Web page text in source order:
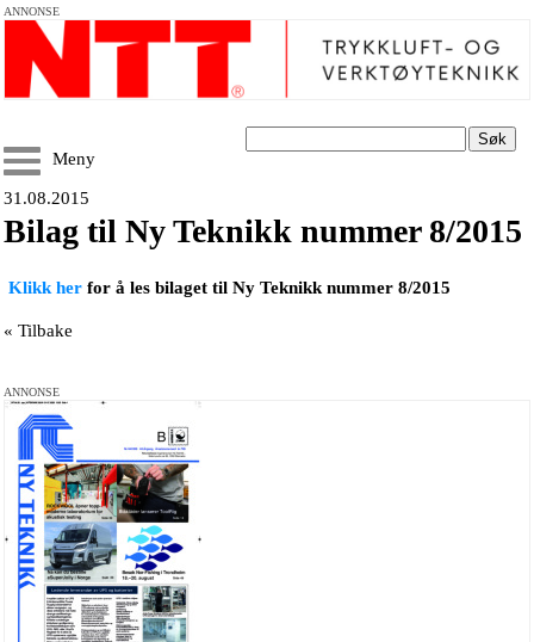
ANNONSE
Søk
Meny
31.08.2015
Bilag til Ny Teknikk nummer 8/2015
Klikk her for å les bilaget til Ny Teknikk nummer 8/2015
« Tilbake
ANNONSE